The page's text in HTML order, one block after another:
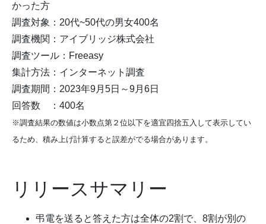
かった方
調査対象：20代~50代の男女400名
調査機関：アイブリッジ株式会社
調査ツール：Freeasy
集計方法：インターネット調査
調査期間：2023年9月5日～9月6日
回答数 ：400名
※調査結果の数値は小数点第２位以下を適宜四捨五入して表示してい
るため、積み上げ計算すると誤差がでる場合があります。
リリースサマリー
弔電を送ると答えた方は全体の2割で、8割が別の